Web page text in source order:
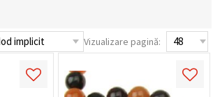
Vizualizare pagină: